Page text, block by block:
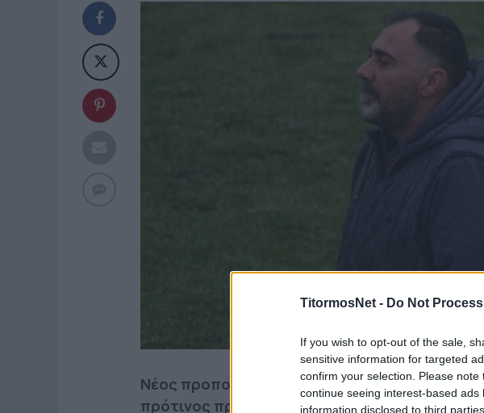
TitormosNet - Do Not
If you wish to opt-out of the sale,
sensitive information for targeted
confirm your selection. Please
continue seeing interest-based
information disclosed to third
Νέος προπονητής του Ναυπακτιακού Αστέρα
πρότινος προπονητής του Παναιγιαλείου